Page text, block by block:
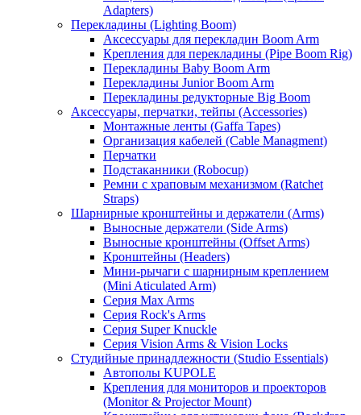
Adapters)
Перекладины (Lighting Boom)
Аксессуары для перекладин Boom Arm
Крепления для перекладины (Pipe Boom Rig)
Перекладины Baby Boom Arm
Перекладины Junior Boom Arm
Перекладины редукторные Big Boom
Аксессуары, перчатки, тейпы (Accessories)
Монтажные ленты (Gaffa Tapes)
Организация кабелей (Cable Managment)
Перчатки
Подстаканники (Robocup)
Ремни с храповым механизмом (Ratchet
Straps)
Шарнирные кронштейны и держатели (Arms)
Выносные держатели (Side Arms)
Выносные кронштейны (Offset Arms)
Кронштейны (Headers)
Мини-рычаги с шарнирным креплением
(Mini Aticulated Arm)
Серия Max Arms
Серия Rock's Arms
Серия Super Knuckle
Серия Vision Arms & Vision Locks
Студийные принадлежности (Studio Essentials)
Автополы KUPOLE
Крепления для мониторов и проекторов
(Monitor & Projector Mount)